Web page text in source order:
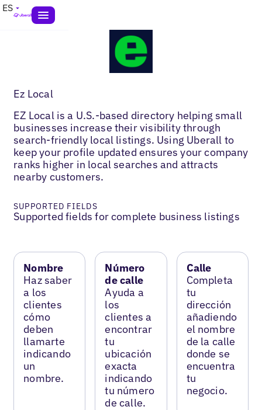
ES
Ez Local
EZ Local is a U.S.-based directory helping small
businesses increase their visibility through
search-friendly local listings. Using Uberall to
keep your profile updated ensures your company
ranks higher in local searches and attracts
nearby customers.
SUPPORTED FIELDS
Supported fields for complete business listings
Nombre
Haz saber
a los
clientes
cómo
deben
llamarte
indicando
un
nombre.
Número
de calle
Ayuda a
los
clientes a
encontrar
tu
ubicación
exacta
indicando
tu número
de calle.
Calle
Completa
tu
dirección
añadiendo
el nombre
de la calle
donde se
encuentra
tu
negocio.